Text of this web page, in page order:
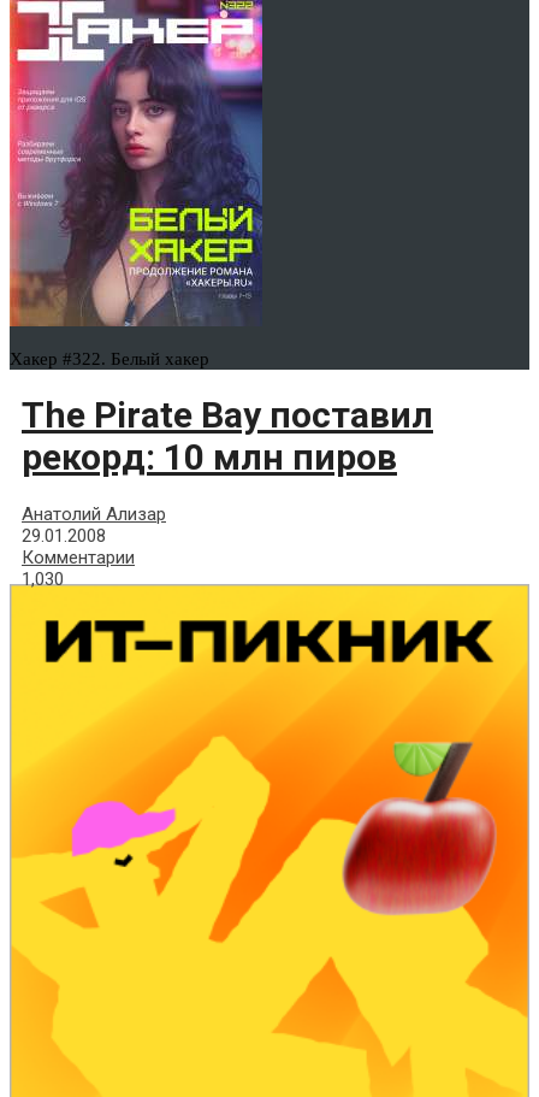
Хакер #322. Белый хакер
The Pirate Bay поставил
рекорд: 10 млн пиров
Анатолий Ализар
29.01.2008
Комментарии
1,030